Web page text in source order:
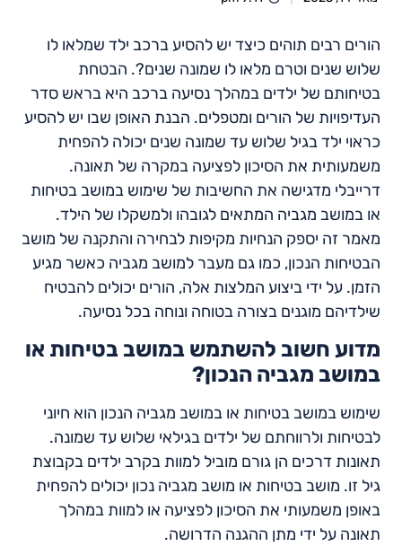
הורים רבים תוהים כיצד יש להסיע ברכב ילד שמלאו לו
שלוש שנים וטרם מלאו לו שמונה שנים?. הבטחת
בטיחותם של ילדים במהלך נסיעה ברכב היא בראש סדר
העדיפויות של הורים ומטפלים. הבנת האופן שבו יש להסיע
כראוי ילד בגיל שלוש עד שמונה שנים יכולה להפחית
משמעותית את הסיכון לפציעה במקרה של תאונה.
דרייבלי מדגישה את החשיבות של שימוש במושב בטיחות
או במושב מגביה המתאים לגובהו ולמשקלו של הילד.
מאמר זה יספק הנחיות מקיפות לבחירה והתקנה של מושב
הבטיחות הנכון, כמו גם מעבר למושב מגביה כאשר מגיע
הזמן. על ידי ביצוע המלצות אלה, הורים יכולים להבטיח
שילדיהם מוגנים בצורה בטוחה ונוחה בכל נסיעה.
מדוע חשוב להשתמש במושב בטיחות או
במושב מגביה הנכון?
שימוש במושב בטיחות או במושב מגביה הנכון הוא חיוני
לבטיחות ולרווחתם של ילדים בגילאי שלוש עד שמונה.
תאונות דרכים הן גורם מוביל למוות בקרב ילדים בקבוצת
גיל זו. מושב בטיחות או מושב מגביה נכון יכולים להפחית
באופן משמעותי את הסיכון לפציעה או למוות במהלך
תאונה על ידי מתן ההגנה הדרושה.